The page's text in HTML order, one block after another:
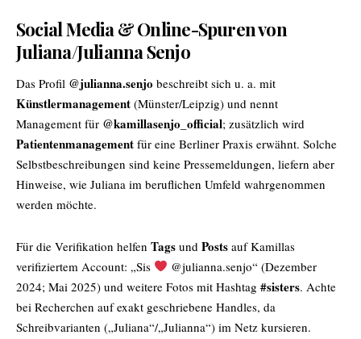
Social Media & Online-Spuren von
Juliana/Julianna Senjo
Das Profil @julianna.senjo beschreibt sich u. a. mit
Künstlermanagement (Münster/Leipzig) und nennt
Management für @kamillasenjo_official; zusätzlich wird
Patientenmanagement für eine Berliner Praxis erwähnt. Solche
Selbstbeschreibungen sind keine Pressemeldungen, liefern aber
Hinweise, wie Juliana im beruflichen Umfeld wahrgenommen
werden möchte.
Für die Verifikation helfen Tags und Posts auf Kamillas
verifiziertem Account: „Sis
@julianna.senjo“ (Dezember
2024; Mai 2025) und weitere Fotos mit Hashtag #sisters. Achte
bei Recherchen auf exakt geschriebene Handles, da
Schreibvarianten („Juliana“/„Julianna“) im Netz kursieren.